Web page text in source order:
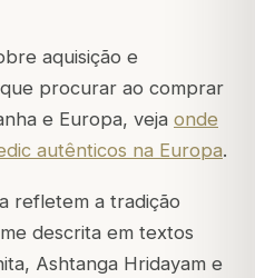
aquisição e
procurar ao comprar
e Europa, veja onde
autênticos na Europa.
refletem a tradição
descrita em textos
Ashtanga Hridayam e